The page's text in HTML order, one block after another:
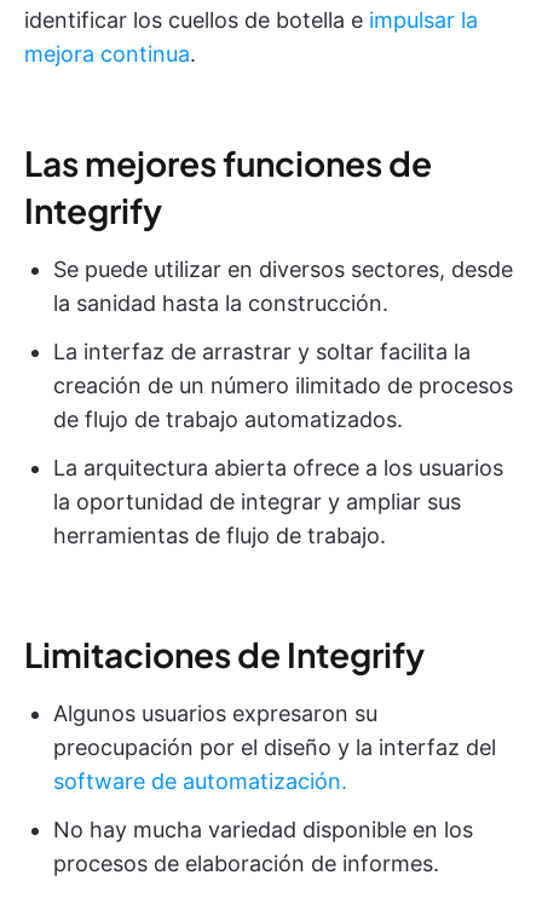
identificar los cuellos de botella e impulsar la
mejora continua.
Las mejores funciones de
Integrify
Se puede utilizar en diversos sectores, desde
la sanidad hasta la construcción.
La interfaz de arrastrar y soltar facilita la
creación de un número ilimitado de procesos
de flujo de trabajo automatizados.
La arquitectura abierta ofrece a los usuarios
la oportunidad de integrar y ampliar sus
herramientas de flujo de trabajo.
Limitaciones de Integrify
Algunos usuarios expresaron su
preocupación por el diseño y la interfaz del
software de automatización.
No hay mucha variedad disponible en los
procesos de elaboración de informes.